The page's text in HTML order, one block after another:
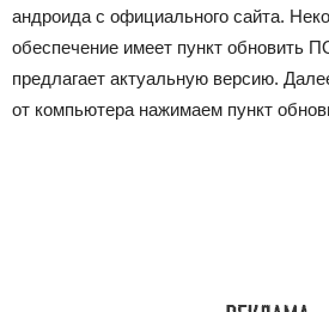
андроида с официального сайта.
обеспечение имеет пункт обновить
предлагает актуальную версию.
от компьютера нажимаем пункт